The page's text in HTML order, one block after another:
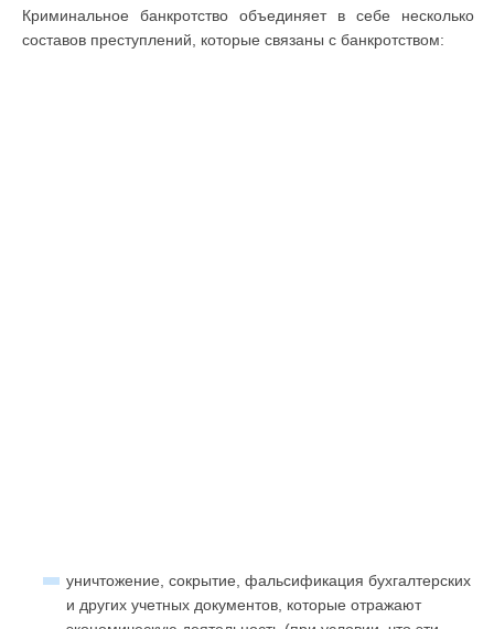
Криминальное банкротство объединяет в себе несколько
составов преступлений, которые связаны с банкротством:
уничтожение, сокрытие, фальсификация бухгалтерских
и других учетных документов, которые отражают